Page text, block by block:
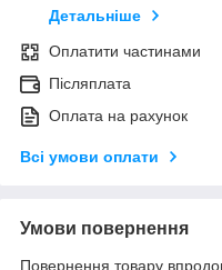
Детальніше
Оплатити частинами
Післяплата
Оплата на рахунок
Всі умови оплати
Умови повернення
Повернення товару